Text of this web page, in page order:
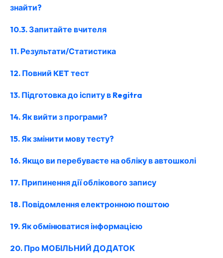
знайти?
10.3. Запитайте вчителя
11. Результати/Статистика
12. Повний KET тест
13. Підготовка до іспиту в Regitra
14. Як вийти з програми?
15. Як змінити мову тесту?
16. Якщо ви перебуваєте на обліку в автошколі
17. Припинення дії облікового запису
18. Повідомлення електронною поштою
19. Як обмінюватися інформацією
20. Про МОБІЛЬНИЙ ДОДАТОК